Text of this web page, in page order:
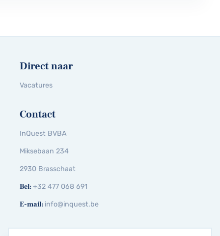
Direct naar
Vacatures
Contact
InQuest BVBA
Miksebaan 234
2930 Brasschaat
Bel:+32 477 068 691
E-mail: info@inquest.be